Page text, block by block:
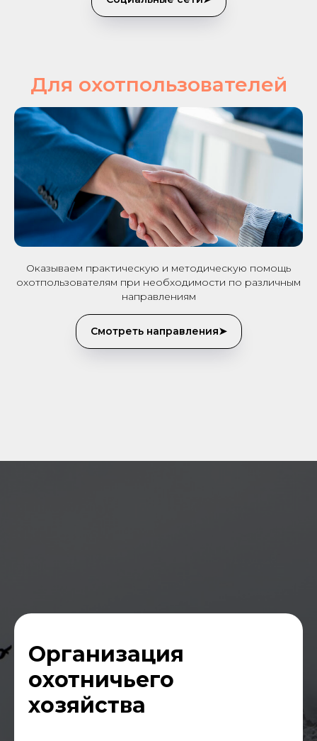
Для охотпользователей
Оказываем практическую и методическую помощь
охотпользователям при необходимости по различным
направлениям
Смотреть направления➤
Организация
охотничьего
хозяйства